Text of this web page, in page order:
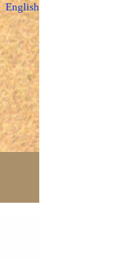
English